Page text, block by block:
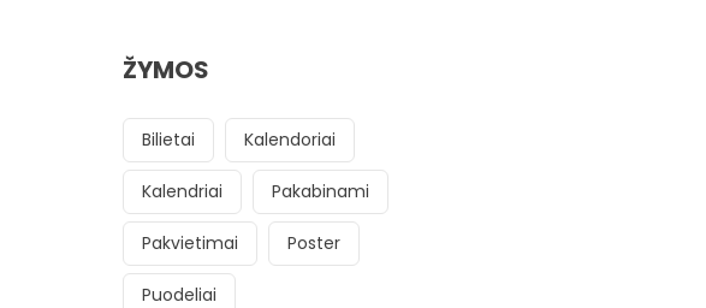
ŽYMOS
Bilietai Kalendoriai
Kalendriai Pakabinami
Pakvietimai Poster
Puodeliai